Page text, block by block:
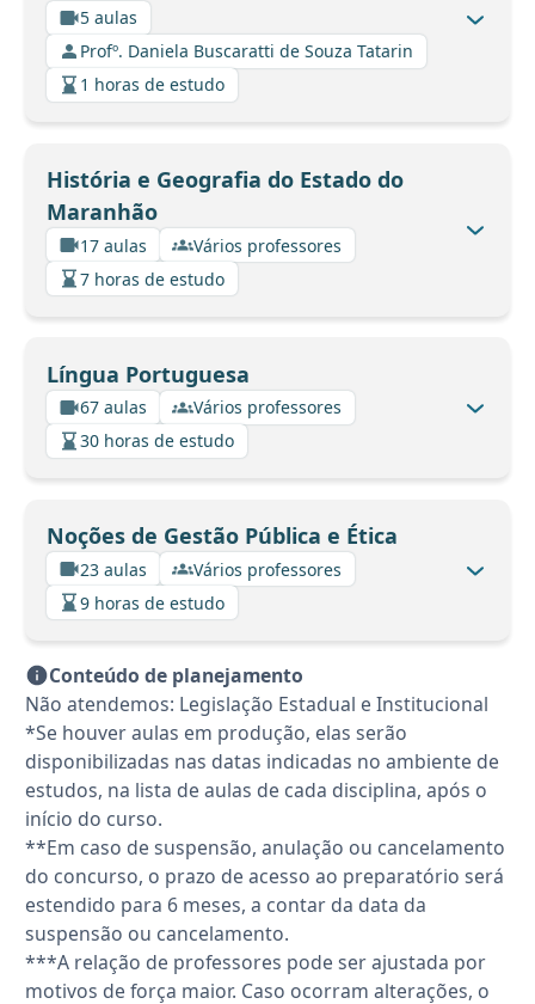
5 aulas
Profº. Daniela Buscaratti de Souza Tatarin
1 horas de estudo
História e Geografia do Estado do
Maranhão
17 aulas
Vários professores
7 horas de estudo
Língua Portuguesa
67 aulas
Vários professores
30 horas de estudo
Noções de Gestão Pública e Ética
23 aulas
Vários professores
9 horas de estudo
Conteúdo de planejamento
Não atendemos: Legislação Estadual e Institucional
*Se houver aulas em produção, elas serão
disponibilizadas nas datas indicadas no ambiente de
estudos, na lista de aulas de cada disciplina, após o
início do curso.
**Em caso de suspensão, anulação ou cancelamento
do concurso, o prazo de acesso ao preparatório será
estendido para 6 meses, a contar da data da
suspensão ou cancelamento.
***A relação de professores pode ser ajustada por
motivos de força maior. Caso ocorram alterações, o